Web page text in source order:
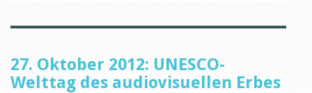
biblioBE nutzen
Qualitätsmanagement
Aus aller Welt
Verschiedenes
Lesetipps
27. Oktober 2012: UNESCO-
Welttag des audiovisuellen Erbes